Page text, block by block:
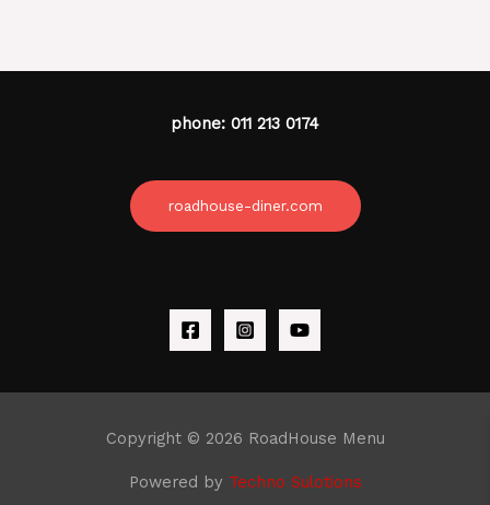
phone: 011 213 0174
roadhouse-diner.com
Copyright © 2026 RoadHouse Menu
Powered by Techno Sulotions